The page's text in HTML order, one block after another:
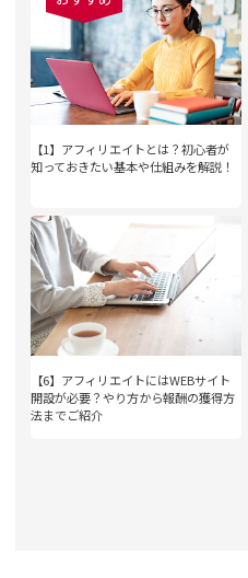
【1】アフィリエイトとは？初心者が
知っておきたい基本や仕組みを解説！
【6】アフィリエイトにはWEBサイト
開設が必要？やり方から報酬の獲得方
法までご紹介